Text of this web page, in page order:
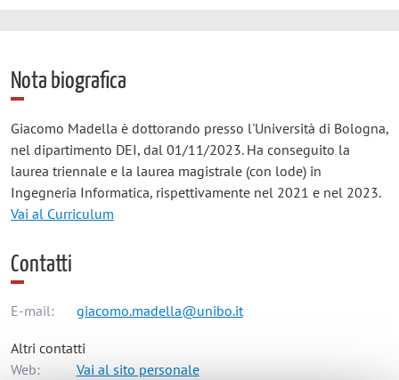
Nota biografica
Giacomo Madella è dottorando presso l'Università di Bologna,
nel dipartimento DEI, dal 01/11/2023. Ha conseguito la
laurea triennale e la laurea magistrale (con lode) in
Ingegneria Informatica, rispettivamente nel 2021 e nel 2023.
Vai al Curriculum
Contatti
E-mail: giacomo.madella@unibo.it
Altri contatti
Web:
Vai al sito personale